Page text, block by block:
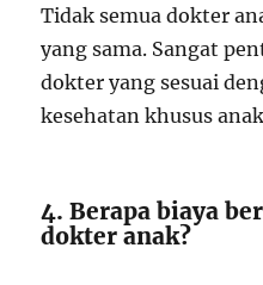
Tidak semua dokter
yang sama. Sangat
dokter yang sesuai
kesehatan khusus
4. Berapa biaya
dokter anak?